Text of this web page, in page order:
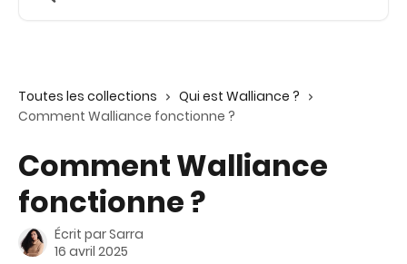
Toutes les collections
Qui est Walliance ?
Comment Walliance fonctionne ?
Comment Walliance
fonctionne ?
Écrit parSarra
16 avril 2025